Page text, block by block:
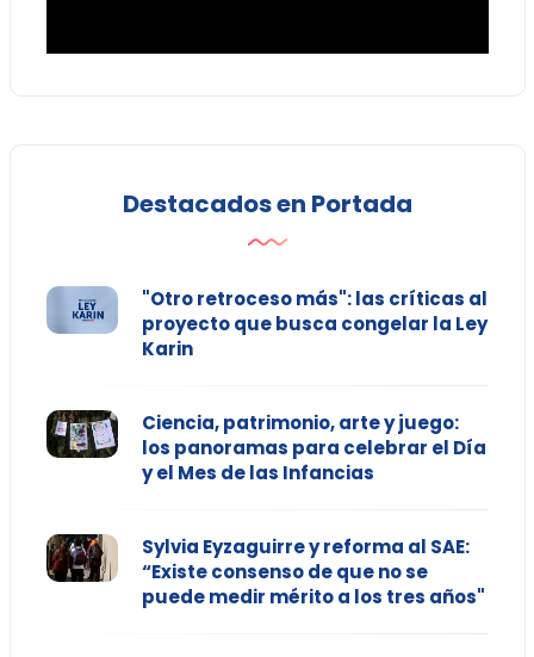
Destacados en Portada
"Otro retroceso más": las críticas al
proyecto que busca congelar la Ley
Karin
Ciencia, patrimonio, arte y juego:
los panoramas para celebrar el Día
y el Mes de las Infancias
Sylvia Eyzaguirre y reforma al SAE:
“Existe consenso de que no se
puede medir mérito a los tres años"